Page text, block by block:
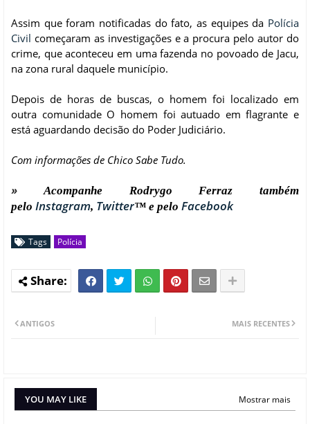
Assim que foram notificadas do fato, as equipes da Polícia
Civil começaram as investigações e a procura pelo autor do
crime, que aconteceu em uma fazenda no povoado de Jacu,
na zona rural daquele município.
Depois de horas de buscas, o homem foi localizado em
outra comunidade O homem foi autuado em flagrante e
está aguardando decisão do Poder Judiciário.
Com informações de Chico Sabe Tudo.
» Acompanhe Rodrygo Ferraz também
pelo Instagram, Twitter™ e pelo Facebook
Tags Polícia
MAIS RECENTES
ANTIGOS
YOU MAY LIKE Mostrar mais